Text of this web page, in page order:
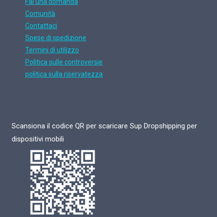
Comunità
Contattaci
Spese di spedizione
Termini di utilizzo
Politica sulle controversie
politica sulla riservatezza
Scansiona il codice QR per scaricare Sup Dropshipping per
dispositivi mobili